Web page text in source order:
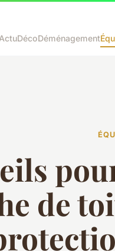
ActuDécoDéménagement
de